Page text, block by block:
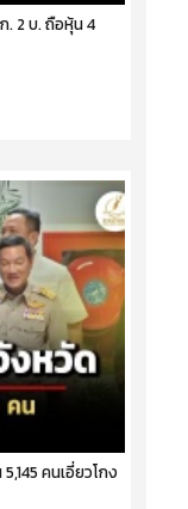
2 บ. ถือหุ้น 4
คนเอี่ยวโกง